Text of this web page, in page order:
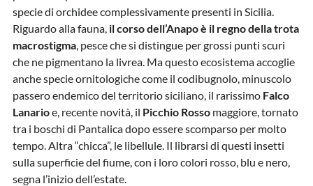
specie di orchidee complessivamente presenti in Sicilia.
Riguardo alla fauna, il corso dell’Anapo è il regno della trota
macrostigma, pesce che si distingue per grossi punti scuri
che ne pigmentano la livrea. Ma questo ecosistema accoglie
anche specie ornitologiche come il codibugnolo, minuscolo
passero endemico del territorio siciliano, il rarissimo Falco
Lanarioe, recente novità, il Picchio Rossomaggiore, tornato
tra i boschi di Pantalica dopo essere scomparso per molto
tempo. Altra “chicca”, le libellule. Il librarsi di questi insetti
sulla superficie del fiume, con i loro colori rosso, blu e nero,
segna l’inizio dell’estate.